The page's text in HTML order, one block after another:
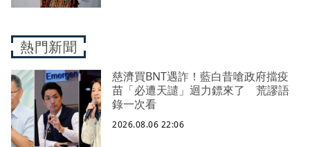
熱門新聞
慈濟買BNT遇詐！藍白昔嗆政府擋疫
苗「必遭天譴」迴力鏢來了 荒謬語
錄一次看
2026.08.06 22:06